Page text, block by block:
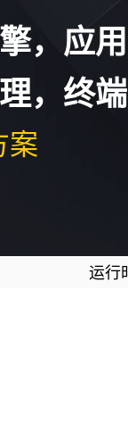
，应
，终
案
运行